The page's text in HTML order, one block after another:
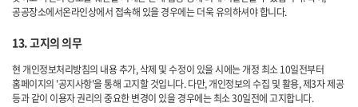
공공장소에서온라인상에서 접속해 있을 경우에는 더욱 유의하셔야 합니다.
13. 고지의 의무
현 개인정보처리방침의 내용 추가, 삭제 및 수정이 있을 시에는 개정 최소 10일전부터
홈페이지의 '공지사항'을 통해 고지할 것입니다. 다만, 개인정보의 수집 및 활용, 제3자 제공
등과 같이 이용자 권리의 중요한 변경이 있을 경우에는 최소 30일전에 고지합니다.